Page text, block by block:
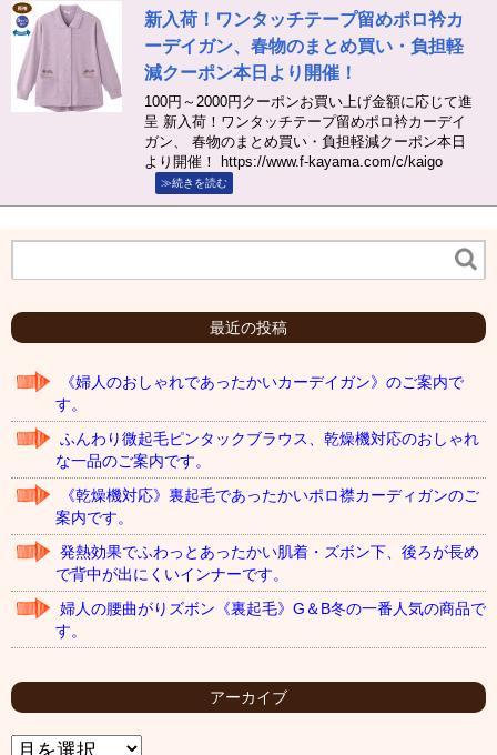
新入荷！ワンタッチテープ留めポロ衿カ
ーデイガン、春物のまとめ買い・負担軽
減クーポン本日より開催！
100円～2000円クーポンお買い上げ金額に応じて進
呈 新入荷！ワンタッチテープ留めポロ衿カーデイ
ガン、 春物のまとめ買い・負担軽減クーポン本日
より開催！ https://www.f-kayama.com/c/kaigo
≫続きを読む
最近の投稿
《婦人のおしゃれであったかいカーデイガン》のご案内で
す。
ふんわり微起毛ピンタックブラウス、乾燥機対応のおしゃれ
な一品のご案内です。
《乾燥機対応》裏起毛であったかいポロ襟カーディガンのご
案内です。
発熱効果でふわっとあったかい肌着・ズボン下、後ろが長め
で背中が出にくいインナーです。
婦人の腰曲がりズボン《裏起毛》G＆B冬の一番人気の商品で
す。
アーカイブ
ア